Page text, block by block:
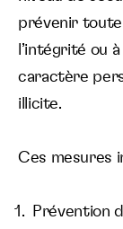
prévenir
l’intégrité ou
caractère
illicite.
Ces mesures
Prévention